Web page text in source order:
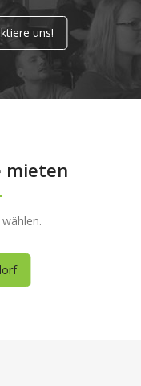
uns!
mieten